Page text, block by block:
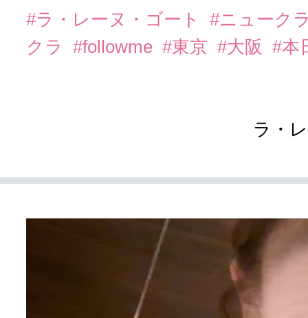
#ラ・レーヌ・ゴート
#ニューク
クラ
#followme #東京 #大阪 #本
ラ・